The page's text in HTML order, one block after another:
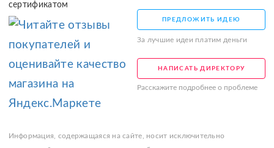
сертификатом
ПРЕДЛОЖИТЬ ИДЕЮ
За лучшие идеи платим деньги
НАПИСАТЬ ДИРЕКТОРУ
Расскажите подробнее о проблеме
Информация, содержащаяся на сайте, носит исключительно